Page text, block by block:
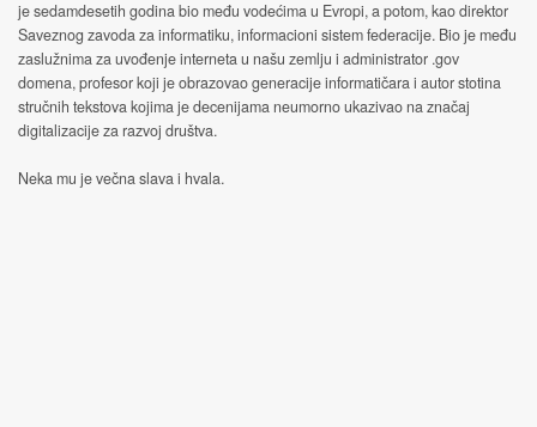
je sedamdesetih godina bio među vodećima u Evropi, a potom, kao direktor
Saveznog zavoda za informatiku, informacioni sistem federacije. Bio je među
zaslužnima za uvođenje interneta u našu zemlju i administrator .gov
domena, profesor koji je obrazovao generacije informatičara i autor stotina
stručnih tekstova kojima je decenijama neumorno ukazivao na značaj
digitalizacije za razvoj društva.
Neka mu je večna slava i hvala.